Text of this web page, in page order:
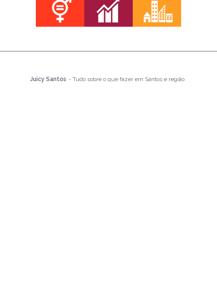
Juicy Santos - Tudo sobre o que fazer em Santos e região